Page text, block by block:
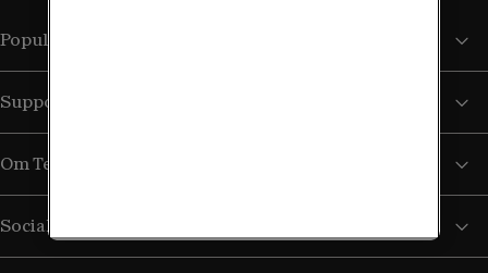
Populära sidor
Support
Om Tele2
Sociala medier